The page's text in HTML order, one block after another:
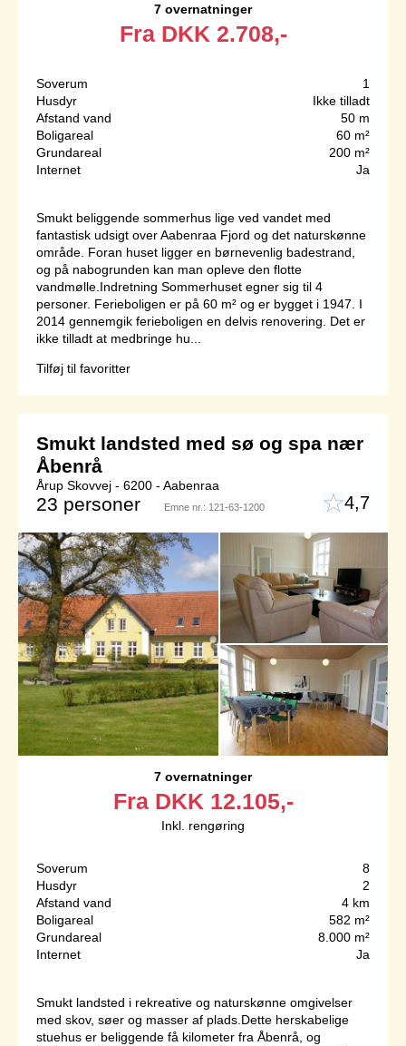
7 overnatninger
Fra DKK 2.708,-
Soverum
1
Husdyr
Ikke tilladt
Afstand vand
50 m
Boligareal
60 m²
Grundareal
200 m²
Internet
Ja
Smukt beliggende sommerhus lige ved vandet med
fantastisk udsigt over Aabenraa Fjord og det naturskønne
område. Foran huset ligger en børnevenlig badestrand,
og på nabogrunden kan man opleve den flotte
vandmølle.Indretning Sommerhuset egner sig til 4
personer. Ferieboligen er på 60 m² og er bygget i 1947. I
2014 gennemgik ferieboligen en delvis renovering. Det er
ikke tilladt at medbringe hu...
Tilføj til favoritter
Smukt landsted med sø og spa nær
Åbenrå
Årup Skovvej - 6200 - Aabenraa
23 personer Emne nr.: 121-63-1200 4,7
7 overnatninger
Fra DKK 12.105,-
Inkl. rengøring
Soverum
8
Husdyr
2
Afstand vand
4 km
Boligareal
582 m²
Grundareal
8.000 m²
Internet
Ja
Smukt landsted i rekreative og naturskønne omgivelser
med skov, søer og masser af plads.Dette herskabelige
stuehus er beliggende få kilometer fra Åbenrå, og